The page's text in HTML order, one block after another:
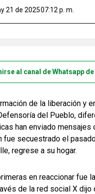
21 de 202507:12 p. m.
al canal de Whatsapp
de la liberación y
del Pueblo,
han enviado mensajes
fue secuestrado el
regrese a su hogar.
en reaccionar fue
de la red social X dijo